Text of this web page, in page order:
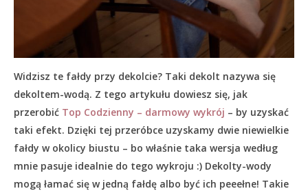
Widzisz te fałdy przy dekolcie? Taki dekolt nazywa się
dekoltem-wodą. Z tego artykułu dowiesz się, jak
przerobić Top Codzienny – darmowy wykrój – by uzyskać
taki efekt. Dzięki tej przeróbce uzyskamy dwie niewielkie
fałdy w okolicy biustu – bo właśnie taka wersja według
mnie pasuje idealnie do tego wykroju :) Dekolty-wody
mogą łamać się w jedną fałdę albo być ich peeełne! Takie